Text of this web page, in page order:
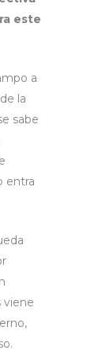
este
a
la
sabe
entra
viene